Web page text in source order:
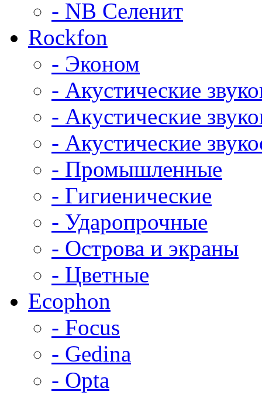
- NB Селенит
Rockfon
- Эконом
- Акустические
- Акустические
- Акустические
- Промышленные
- Гигиенические
- Ударопрочные
- Острова и экраны
- Цветные
Ecophon
- Focus
- Gedina
- Opta